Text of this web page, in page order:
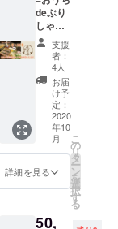
可能 ※
１５０
０円以
上のご
利用で
利用可
能 ※チ
ケット
有効期
限:２年
１０
月〜３
年４月
deぶり
しゃ
ぶ 彩
り玉手
箱≡ 名
物のぶ
りしゃ
ぶをご
自宅で
どうぞ
【内
容】１
セット
3−4人前
・ぶ
０枚 ・
支援
者：
4人
お届
け予
定：
2020
年10
月
詳細を見る
こ
の
リ
タ
ー
ン
を
選
択
す
る
50,